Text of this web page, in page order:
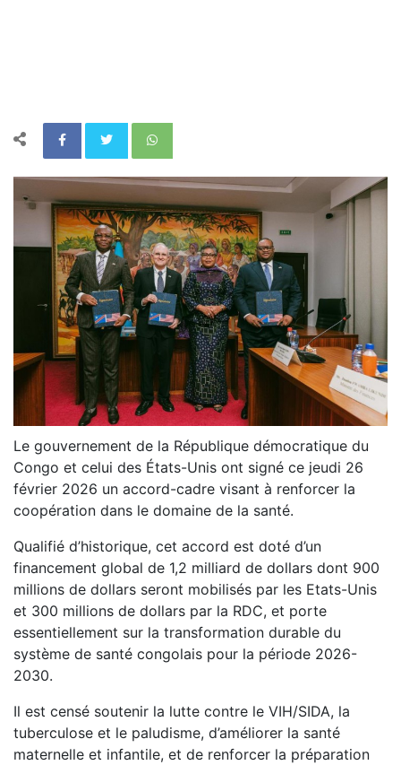
Le gouvernement de la République démocratique du
Congo et celui des États-Unis ont signé ce jeudi 26
février 2026 un accord-cadre visant à renforcer la
coopération dans le domaine de la santé.
Qualifié d’historique, cet accord est doté d’un
financement global de 1,2 milliard de dollars dont 900
millions de dollars seront mobilisés par les Etats-Unis
et 300 millions de dollars par la RDC, et porte
essentiellement sur la transformation durable du
système de santé congolais pour la période 2026-
2030.
Il est censé soutenir la lutte contre le VIH/SIDA, la
tuberculose et le paludisme, d’améliorer la santé
maternelle et infantile, et de renforcer la préparation